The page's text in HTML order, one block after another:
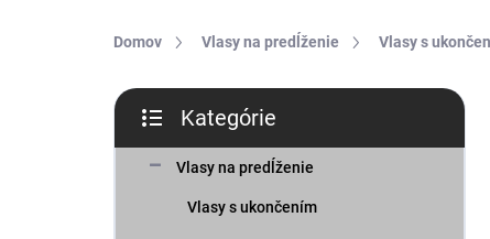
Domov Vlasy na predĺženie Vlasy s
B
č
kategórie
Kategórie
Vlasy na predĺženie
Vlasy s ukončením